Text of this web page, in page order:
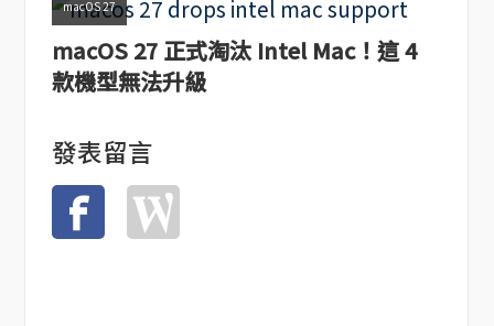
macOS 27
macOS 27 正式淘汰 Intel Mac！這 4
款機型無法升級
發表留言